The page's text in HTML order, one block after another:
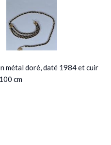
métal doré, daté 1984 et cuir
cm